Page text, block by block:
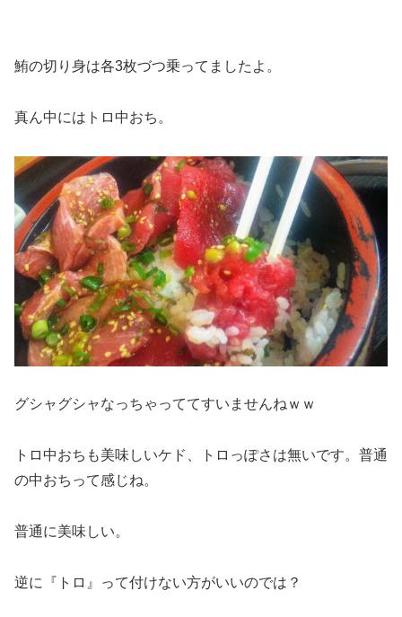
鮪の切り身は各3枚づつ乗ってましたよ。
真ん中にはトロ中おち。
グシャグシャなっちゃっててすいませんねｗｗ
トロ中おちも美味しいケド、トロっぽさは無いです。普通
の中おちって感じね。
普通に美味しい。
逆に『トロ』って付けない方がいいのでは？